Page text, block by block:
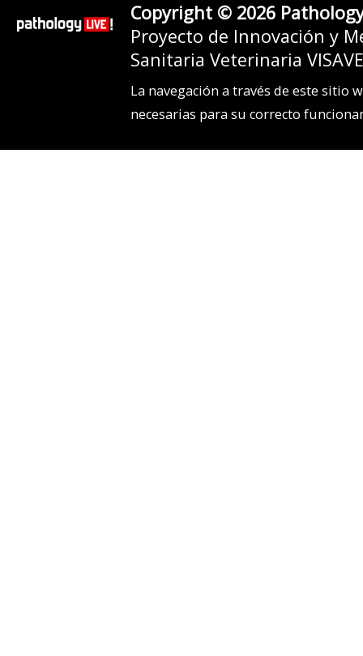
Copyright © 2026
Proyecto de Innovación y
Sanitaria Veterinaria
La navegación a través de este sitio
necesarias para su correcto